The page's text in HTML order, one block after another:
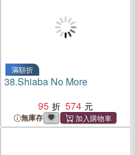
滿額折
38.Shiaba No More
95
574
無庫存